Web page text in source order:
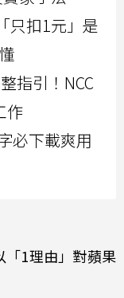
只扣1元」是
指引！NCC
作
必下載爽用
「1理由」對蘋果